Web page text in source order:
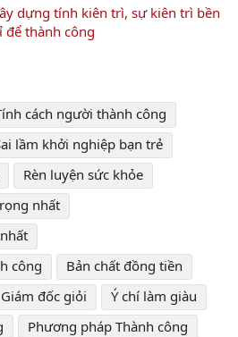
dựng tính kiên trì, sự kiên trì bền
để thành công
cách người thành công
lầm khởi nghiệp bạn trẻ
Rèn luyện sức khỏe
nhất
công
Bản chất đồng tiền
Giám đốc giỏi
Ý chí làm giàu
Phương pháp Thành công